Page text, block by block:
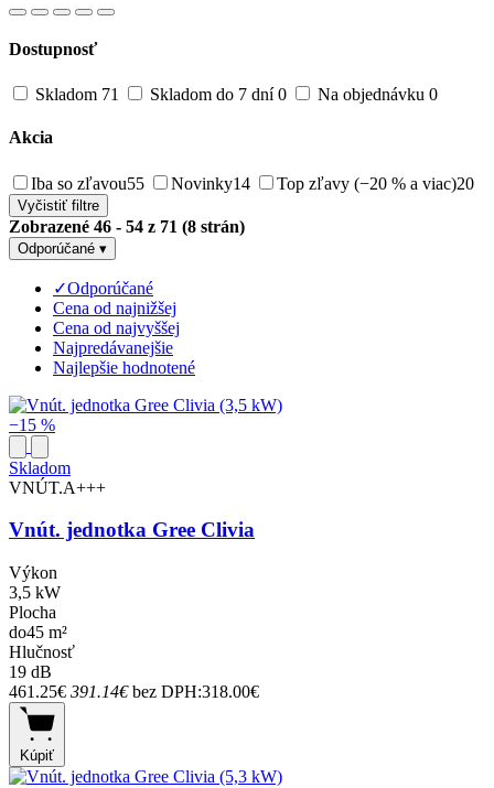
Dostupnosť
Skladom 71 Skladom do 7 dní 0 Na objednávku 0
Akcia
Iba so zľavou55 Novinky14 Top zľavy (−20 % a viac)20
Vyčistiť filtre
Zobrazené 46 - 54 z 71 (8 strán)
Odporúčané ▾
✓Odporúčané
Cena od najnižšej
Cena od najvyššej
Najpredávanejšie
Najlepšie hodnotené
−15 %
Skladom
VNÚT.A+++
Vnút. jednotka Gree Clivia
Výkon
3,5 kW
Plocha
do45 m²
Hlučnosť
19 dB
461.25€ 391.14€ bez DPH:318.00€
Kúpiť